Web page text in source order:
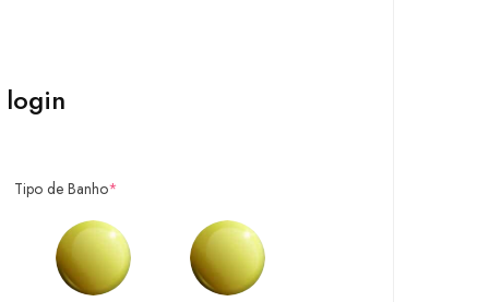
login
Tipo de Banho*